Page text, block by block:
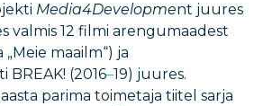
Media4Development juures
valmis 12 filmi arengumaadest
maailm“) ja
(2016–19) juures.
parima toimetaja tiitel sarja